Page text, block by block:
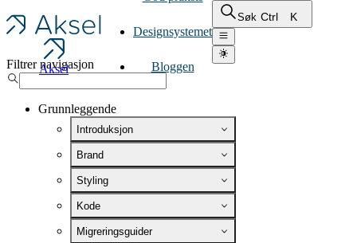
Aksel
Designsystemet
Bloggen
Søk Ctrl K
Filtrer navigasjon
Grunnleggende
Introduksjon
Brand
Styling
Kode
Migreringsguider